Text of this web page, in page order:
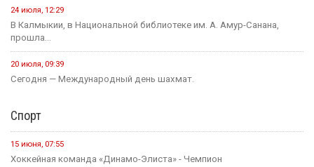
24 июля, 12:29
В Калмыкии, в Национальной библиотеке им. А. Амур-Санана,
прошла...
20 июля, 09:39
Сегодня — Международный день шахмат.
Спорт
15 июня, 07:55
Хоккейная команда «Динамо-Элиста» - Чемпион